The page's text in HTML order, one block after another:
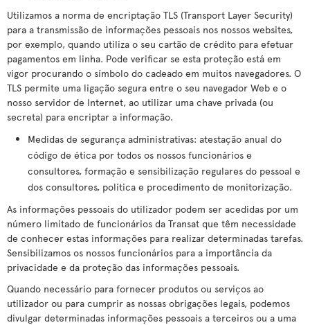
Utilizamos a norma de encriptação TLS (Transport Layer Security)
para a transmissão de informações pessoais nos nossos websites,
por exemplo, quando utiliza o seu cartão de crédito para efetuar
pagamentos em linha. Pode verificar se esta proteção está em
vigor procurando o símbolo do cadeado em muitos navegadores. O
TLS permite uma ligação segura entre o seu navegador Web e o
nosso servidor de Internet, ao utilizar uma chave privada (ou
secreta) para encriptar a informação.
Medidas de segurança administrativas: atestação anual do
código de ética por todos os nossos funcionários e
consultores, formação e sensibilização regulares do pessoal e
dos consultores, política e procedimento de monitorização.
As informações pessoais do utilizador podem ser acedidas por um
número limitado de funcionários da Transat que têm necessidade
de conhecer estas informações para realizar determinadas tarefas.
Sensibilizamos os nossos funcionários para a importância da
privacidade e da proteção das informações pessoais.
Quando necessário para fornecer produtos ou serviços ao
utilizador ou para cumprir as nossas obrigações legais, podemos
divulgar determinadas informações pessoais a terceiros ou a uma